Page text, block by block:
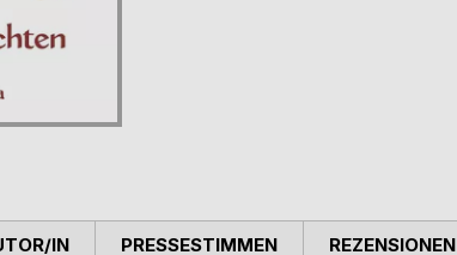
IN PRESSESTIMMEN REZENSIONEN